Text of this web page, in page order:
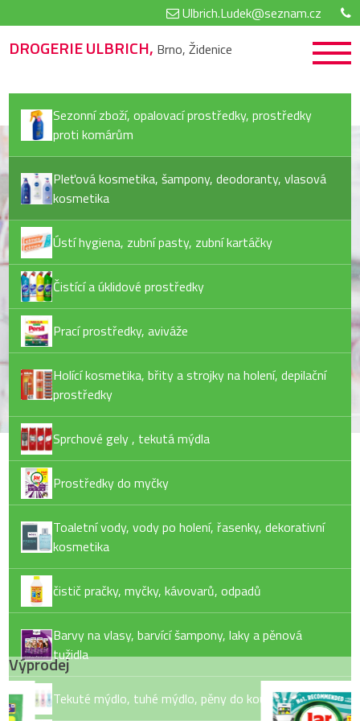
Ulbrich.Ludek@seznam.cz
DROGERIE ULBRICH, Brno, Židenice
Sezonní zboží, opalovací prostředky, prostředky
proti komárům
Pleťová kosmetika, šampony, deodoranty, vlasová
kosmetika
Ústí hygiena, zubní pasty, zubní kartáčky
Čistící a úklidové prostředky
Prací prostředky, aviváže
Holící kosmetika, břity a strojky na holení, depilační
prostředky
Sprchové gely , tekutá mýdla
Prostředky do myčky
Toaletní vody, vody po holení, řasenky, dekorativní
kosmetika
čistič pračky, myčky, kávovarů, odpadů
Barvy na vlasy, barvící šampony, laky a pěnová
tužidla
Tekuté mýdlo, tuhé mýdlo, pěny do koupele
Výprodej